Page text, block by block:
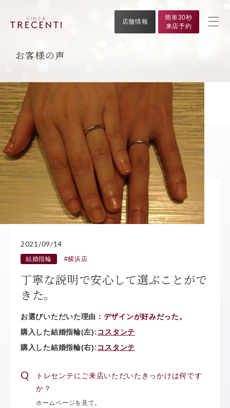
店舗情報
簡単30秒
来店予約
お客様の声
2021/09/14
結婚指輪 #横浜店
丁寧な説明で安心して選ぶことがで
きた。
お選びいただいた理由： デザインが好みだった。
購入した結婚指輪(左):コスタンテ
購入した結婚指輪(右):コスタンテ
トレセンテにご来店いただいたきっかけは何です
か？
ホームページを見て。